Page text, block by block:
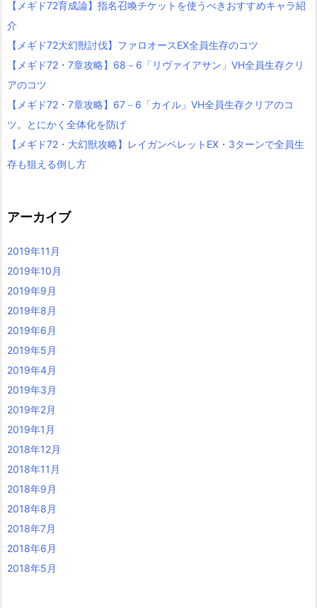
【メギド72育成論】指名召喚チケットを使うべきおすすめキャラ紹
介
【メギド72大幻獣討伐】ファロオースEX全員生存のコツ
【メギド72・7章攻略】68－6「リヴァイアサン」VH全員生存クリ
アのコツ
【メギド72・7章攻略】67－6「カイル」VH全員生存クリアのコ
ツ。とにかく全体化を防げ
【メギド72・大幻獣攻略】レイガンベレットEX・3ターンで全員生
存も狙える倒し方
アーカイブ
2019年11月
2019年10月
2019年9月
2019年8月
2019年6月
2019年5月
2019年4月
2019年3月
2019年2月
2019年1月
2018年12月
2018年11月
2018年9月
2018年8月
2018年7月
2018年6月
2018年5月